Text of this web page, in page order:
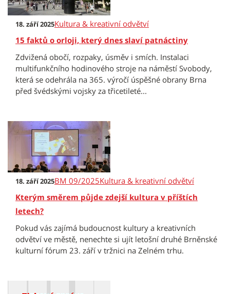
18. září 2025Kultura & kreativní odvětví
15 faktů o orloji, který dnes slaví patnáctiny
Zdvižená obočí, rozpaky, úsměv i smích. Instalaci
multifunkčního hodinového stroje na náměstí Svobody,
která se odehrála na 365. výročí úspěšné obrany Brna
před švédskými vojsky za třicetileté...
18. září 2025BM 09/2025Kultura & kreativní odvětví
Kterým směrem půjde zdejší kultura v příštích
letech?
Pokud vás zajímá budoucnost kultury a kreativních
odvětví ve městě, nenechte si ujít letošní druhé Brněnské
kulturní fórum 23. září v tržnici na Zelném trhu.